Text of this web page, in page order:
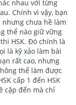
nhau với từng
Chính vì vậy, bạn
chưa hề làm
thể nào giữ vững
HSK. Đó chính là
là kỹ xảo làm bài
rất cao, nhưng
thể làm được
cấp 1 đến HSK
cập đến mà chỉ